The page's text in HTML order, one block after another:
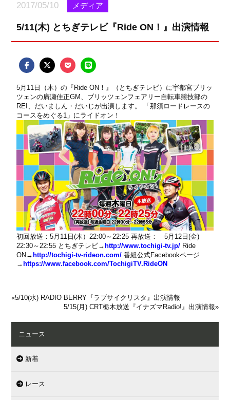
2017/05/10 メディア
5/11(木) とちぎテレビ『Ride ON！』出演情報
5月11日（木）の『Ride ON！』（とちぎテレビ）に宇都宮ブリッ
ツェンの廣瀬佳正GM、ブリッツェンフェアリー自転車競技部の
REI、だいましん・だいじが出演します。 「那須ロードレースの
コースをめぐる1」にライドオン！
初回放送：5月11日(木）22:00～22:25 再放送： 5月12日(金)
22:30～22:55 とちぎテレビ→http://www.tochigi-tv.jp/ Ride
ON→http://tochigi-tv-rideon.com/ 番組公式Facebookページ
→https://www.facebook.com/TochigiTV.RideON
«5/10(水) RADIO BERRY『ラブサイクリスタ』出演情報
5/15(月) CRT栃木放送『イナズマRadio!』出演情報»
ニュース
新着
レース